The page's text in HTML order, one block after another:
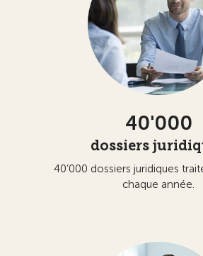
40'000
dossiers
40’000 dossiers juridiques
chaque année.